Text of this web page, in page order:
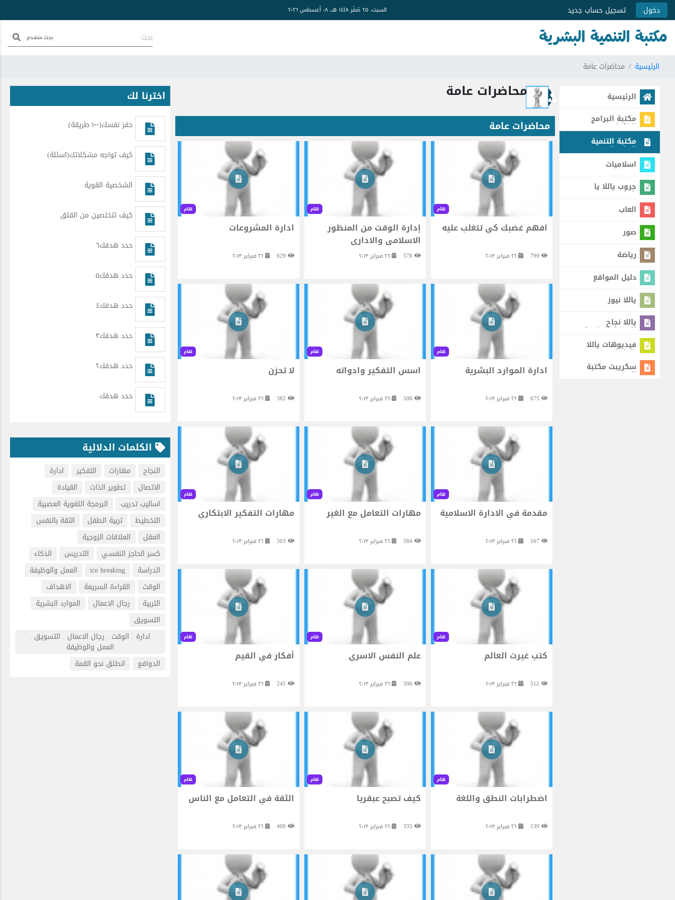
دخول تسجيل حساب جديد السبت، ٢٥ صَفَر ١٤٤٨ هـ، ٠٨ أغسطس ٢٠٢٦
مكتبة التنمية البشرية بحث متقدم
الرئيسية محاضرات عامة
الرئيسية
مكتبة البرامج
الذكية
مكتبة التنمية
البشرية
اسلاميات
جروب ياللا يا
شباب
ألعاب
صور
رياضة
دليل المواقع
ياللا نيوز
ياللا نجاح
للتنمية البشرية
فيديوهات ياللا
يا شباب
سكريبت مكتبة
البرامج
محاضرات عامة
محاضرات عامة
هام
افهم غضبك كي تتغلب عليه
هام
إدارة الوقت من المنظور
الاسلامى والادارى
578 ٢٦ فبراير ٢٠١٣
هام
ادارة المشروعات
629 ٢٦ فبراير ٢٠١٣
هام
ادارة الموارد البشرية
هام
اسس التفكير وادواته
508 ٢٦ فبراير ٢٠١٣
هام
لا تحزن
382 ٢٦ فبراير ٢٠١٣
هام
مقدمة في الادارة الاسلامية
هام
مهارات التعامل مع الغير
584 ٢٦ فبراير ٢٠١٣
هام
مهارات التفكير الابتكاري
503 ٢٦ فبراير ٢٠١٣
هام
كتب غيرت العالم
هام
علم النفس الاسري
306 ٢٦ فبراير ٢٠١٣
هام
أفكار في القيم
245 ٢٦ فبراير ٢٠١٣
هام
اضطرابات النطق واللغة
هام
كيف تصبح عبقريا
335 ٢٦ فبراير ٢٠١٣
هام
الثقة في التعامل مع الناس
409 ٢٦ فبراير ٢٠١٣
اخترنا لك
حفز نفسك(١٠٠ طريقة)
كيف تواجه مشكلاتك(اسئلة)
الشخصية القوية
كيف تتخلصين من القلق
حدد هدفك٦
حدد هدفك٥
حدد هدفك٤
حدد هدفك٣
حدد هدفك٢
حدد هدفك
الكلمات الدلالية
النجاح مهارات التفكير
ادارة
الاتصال
تطوير الذات
القيادة
اساليب تدريب
البرمجة اللغوية العصبية
التخطيط
تربية الطفل
الثقة بالنفس
العقل
العلاقات الزوجية
كسر الحاجز النفسي
التدريس
الذكاء
الدراسة
ice breaking
العمل والوظيفة
الوقت
القراءة السريعة
الاهداف
التربية
رجال الاعمال
الموارد البشرية
التسويق
ادارة . الوقت . رجال الاعمال . التسويق .
العمل والوظيفة
الدوافع
انطلق نحو القمة